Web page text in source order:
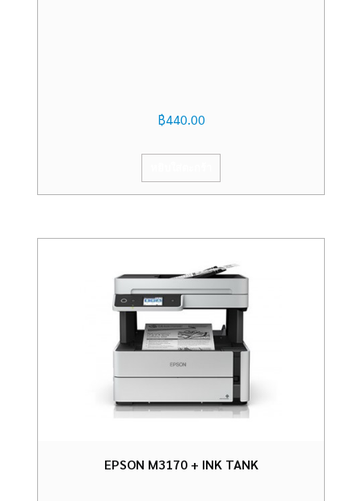
฿440.00
EPSON M3170 + INK TANK